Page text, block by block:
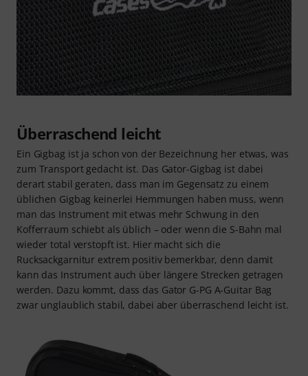
Überraschend leicht
Ein Gigbag ist ja schon von der Bezeichnung her etwas, was
zum Transport gedacht ist. Das Gator-Gigbag ist dabei
derart stabil geraten, dass man im Gegensatz zu einem
üblichen Gigbag keinerlei Hemmungen haben muss, wenn
man das Instrument mit etwas mehr Schwung in den
Kofferraum schiebt als üblich – oder wenn die S-Bahn mal
wieder total verstopft ist. Hier macht sich die
Rucksackgarnitur extrem positiv bemerkbar, denn damit
kann das Instrument auch über längere Strecken getragen
werden. Dazu kommt, dass das Gator G-PG A-Guitar Bag
zwar unglaublich stabil, dabei aber überraschend leicht ist.